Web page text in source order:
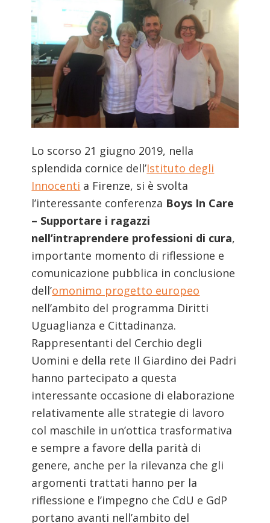
Lo scorso 21 giugno 2019, nella
splendida cornice dell’Istituto degli
Innocenti a Firenze, si è svolta
l’interessante conferenza Boys In Care
– Supportare i ragazzi
nell’intraprendere professioni di cura,
importante momento di riflessione e
comunicazione pubblica in conclusione
dell’omonimo progetto europeo
nell’ambito del programma Diritti
Uguaglianza e Cittadinanza.
Rappresentanti del Cerchio degli
Uomini e della rete Il Giardino dei Padri
hanno partecipato a questa
interessante occasione di elaborazione
relativamente alle strategie di lavoro
col maschile in un’ottica trasformativa
e sempre a favore della parità di
genere, anche per la rilevanza che gli
argomenti trattati hanno per la
riflessione e l’impegno che CdU e GdP
portano avanti nell’ambito del